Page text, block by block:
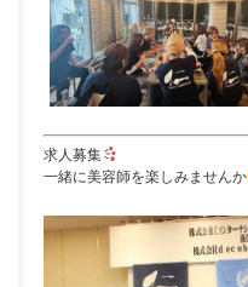
求人募集
一緒に美容師を楽しみませんか